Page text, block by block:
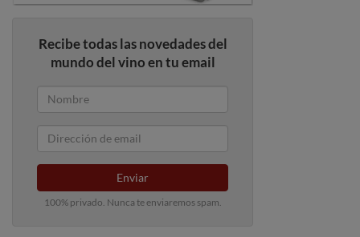
Recibe todas las novedades del
mundo del vino en tu email
Enviar
100% privado. Nunca te enviaremos spam.